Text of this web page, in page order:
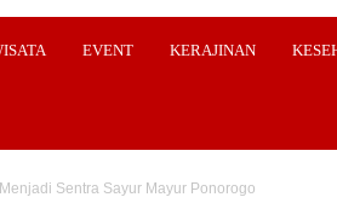
EVENT KERAJINAN
Sentra Sayur Mayur Ponorogo